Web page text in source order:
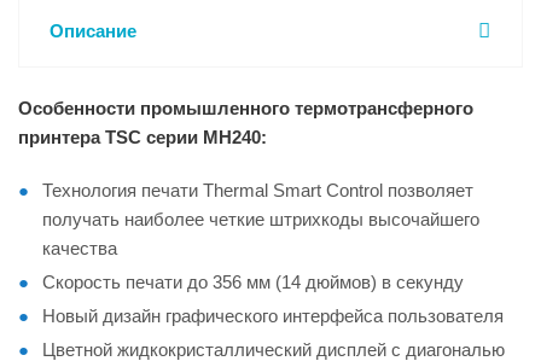
Описание
Особенности промышленного термотрансферного
принтера TSC серии MH240:
Технология печати Thermal Smart Control позволяет
получать наиболее четкие штрихкоды высочайшего
качества
Скорость печати до 356 мм (14 дюймов) в секунду
Новый дизайн графического интерфейса пользователя
Цветной жидкокристаллический дисплей с диагональю